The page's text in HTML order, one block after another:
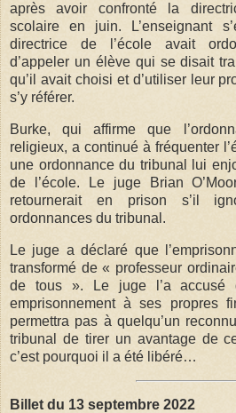
après avoir confronté la
scolaire en juin. L’enseignant
directrice de l’école avait
d’appeler un élève qui se disait
qu’il avait choisi et d’utiliser leur
s’y référer.
Burke, qui affirme que
religieux, a continué à fréquenter
une ordonnance du tribunal lui
de l’école. Le juge Brian
retournerait en prison s’il
ordonnances du tribunal.
Le juge a déclaré que
transformé de « professeur
de tous ». Le juge l’a accusé
emprisonnement à ses propres
permettra pas à quelqu’un
tribunal de tirer un avantage de
c’est pourquoi il a été libéré…
Billet du 13 septembre 2022